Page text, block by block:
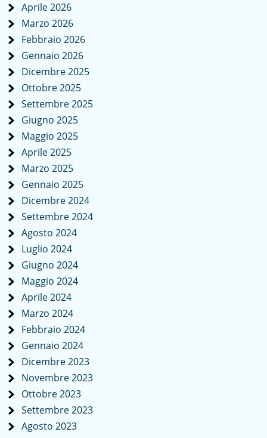
Aprile 2026
Marzo 2026
Febbraio 2026
Gennaio 2026
Dicembre 2025
Ottobre 2025
Settembre 2025
Giugno 2025
Maggio 2025
Aprile 2025
Marzo 2025
Gennaio 2025
Dicembre 2024
Settembre 2024
Agosto 2024
Luglio 2024
Giugno 2024
Maggio 2024
Aprile 2024
Marzo 2024
Febbraio 2024
Gennaio 2024
Dicembre 2023
Novembre 2023
Ottobre 2023
Settembre 2023
Agosto 2023